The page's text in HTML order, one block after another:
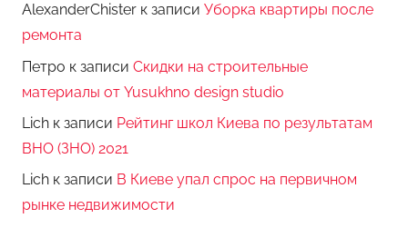
AlexanderChister к записи Уборка квартиры после
ремонта
Петро к записи Скидки на строительные
материалы от Yusukhno design studio
Lich к записи Рейтинг школ Киева по результатам
ВНО (ЗНО) 2021
Lich к записи В Киеве упал спрос на первичном
рынке недвижимости